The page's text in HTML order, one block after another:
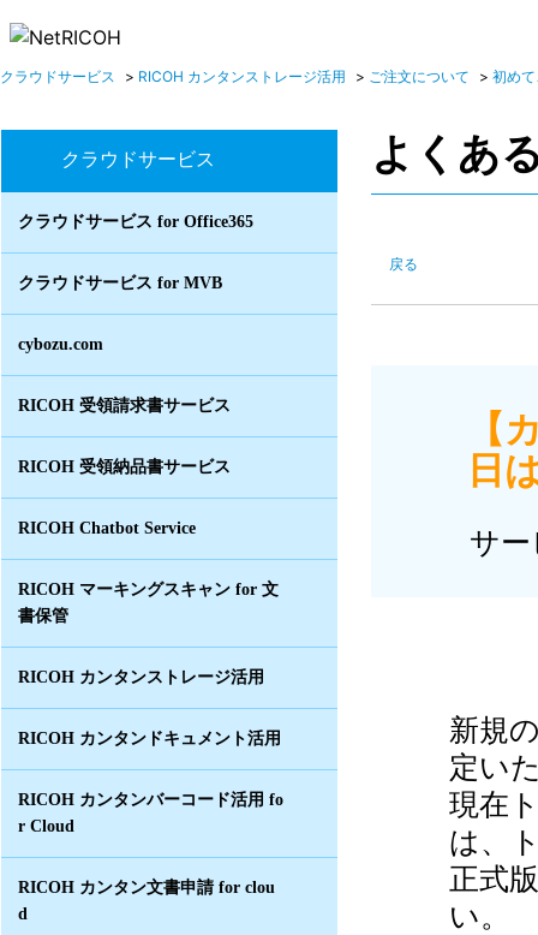
クラウドサービス > RICOH カンタンストレージ活用 > ご注文について > 初め
クラウドサービス
クラウドサービス for Office365
クラウドサービス for MVB
cybozu.com
RICOH 受領請求書サービス
RICOH 受領納品書サービス
RICOH Chatbot Service
RICOH マーキングスキャン for 文
書保管
RICOH カンタンストレージ活用
RICOH カンタンドキュメント活用
RICOH カンタンバーコード活用 fo
r Cloud
RICOH カンタン文書申請 for clou
d
よくあ
戻る
【
日
サ
新規
定い
現在
は、
正式
い。